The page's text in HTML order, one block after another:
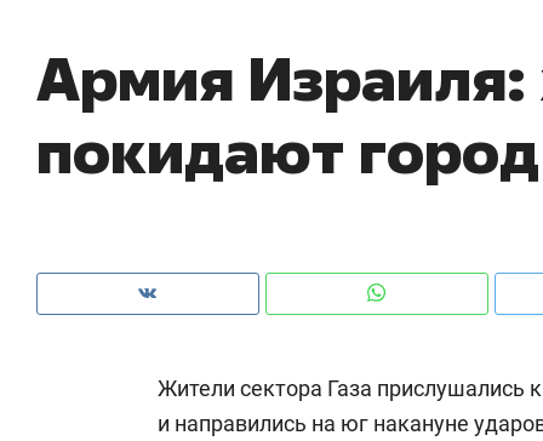
​Армия
покидают город
Жители сектора Газа прислушались
и направились на юг накануне
девелопера – найти
правильный продукт»
Девелопер из топ-10* застройщиков
Башкортостана входит в Татарстан